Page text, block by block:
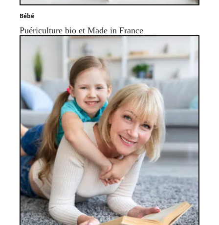
Bébé
Puériculture bio et Made in France